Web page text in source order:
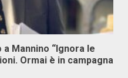
Mannino “Ignora le
Ormai è in campagna